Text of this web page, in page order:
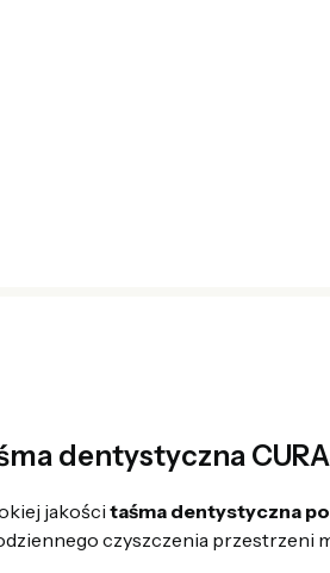
dentystyczna
jakości taśma dentystyczna
czyszczenia przestrzeni